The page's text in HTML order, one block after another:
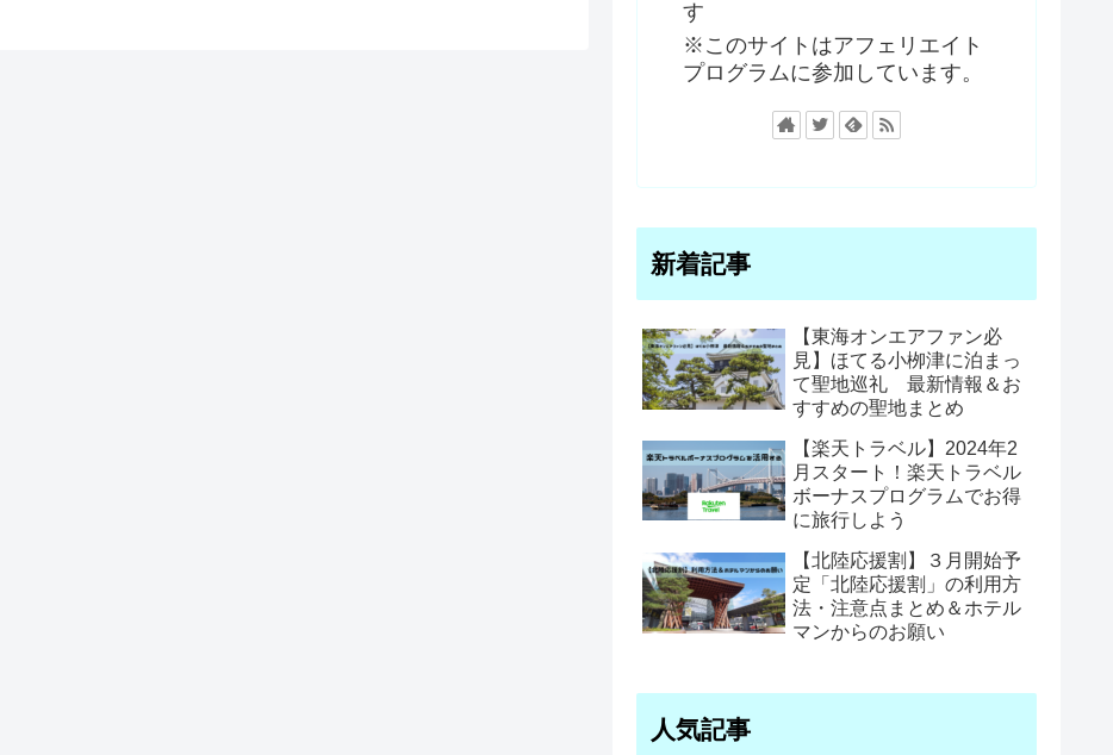
す
※このサイトはアフェリエイト
プログラムに参加しています。
新着記事
【東海オンエアファン必
見】ほてる小栁津に泊まっ
て聖地巡礼 最新情報＆お
すすめの聖地まとめ
【楽天トラベル】2024年2
月スタート！楽天トラベル
ボーナスプログラムでお得
に旅行しよう
【北陸応援割】３月開始予
定「北陸応援割」の利用方
法・注意点まとめ＆ホテル
マンからのお願い
人気記事